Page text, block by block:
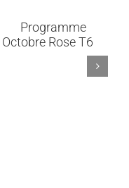
Annuaire et
ressources